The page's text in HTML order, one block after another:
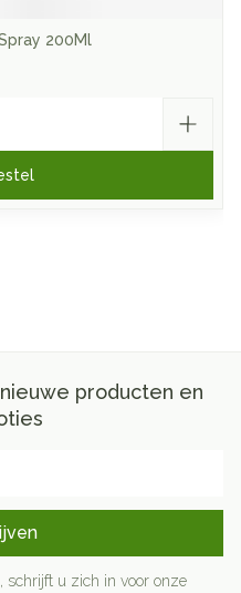
200Ml
producten en
schrijft u zich in voor onze